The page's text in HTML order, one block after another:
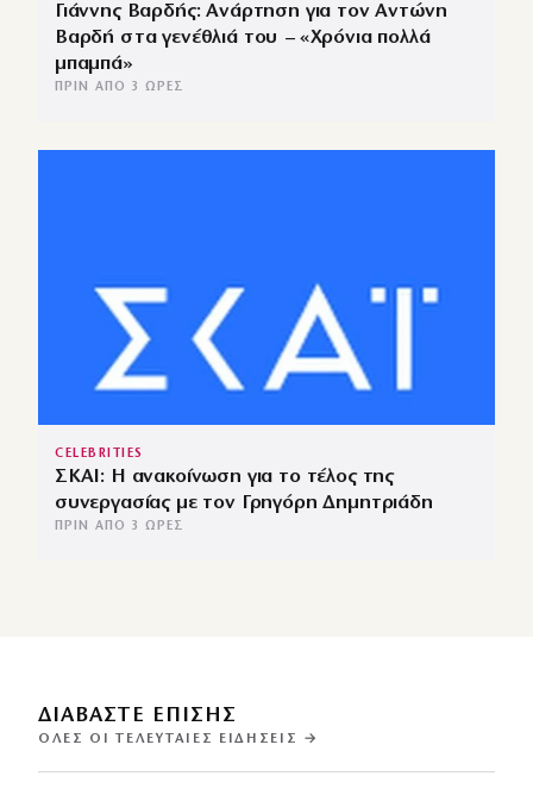
Γιάννης Βαρδής: Ανάρτηση για τον Αντώνη
Βαρδή στα γενέθλιά του – «Χρόνια πολλά
μπαμπά»
ΠΡΙΝ ΑΠΌ 3 ΏΡΕΣ
CELEBRITIES
ΣΚΑΙ: Η ανακοίνωση για το τέλος της
συνεργασίας με τον Γρηγόρη Δημητριάδη
ΠΡΙΝ ΑΠΌ 3 ΏΡΕΣ
ΔΙΑΒΑΣΤΕ ΕΠΙΣΗΣ
ΌΛΕΣ ΟΙ ΤΕΛΕΥΤΑΊΕΣ ΕΙΔΉΣΕΙΣ →